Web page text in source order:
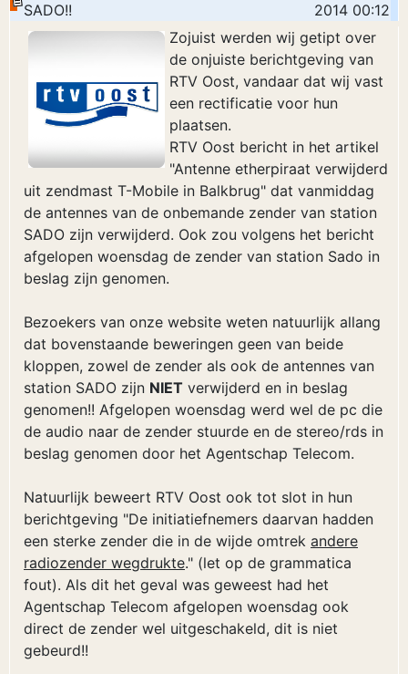
SADO!!
2014 00:12
Zojuist werden wij getipt over
de onjuiste berichtgeving van
RTV Oost, vandaar dat wij vast
een rectificatie voor hun
plaatsen.
RTV Oost bericht in het artikel
"Antenne etherpiraat verwijderd
uit zendmast T-Mobile in Balkbrug" dat vanmiddag
de antennes van de onbemande zender van station
SADO zijn verwijderd. Ook zou volgens het bericht
afgelopen woensdag de zender van station Sado in
beslag zijn genomen.
Bezoekers van onze website weten natuurlijk allang
dat bovenstaande beweringen geen van beide
kloppen, zowel de zender als ook de antennes van
station SADO zijn NIET verwijderd en in beslag
genomen!! Afgelopen woensdag werd wel de pc die
de audio naar de zender stuurde en de stereo/rds in
beslag genomen door het Agentschap Telecom.
Natuurlijk beweert RTV Oost ook tot slot in hun
berichtgeving "De initiatiefnemers daarvan hadden
een sterke zender die in de wijde omtrek andere
radiozender wegdrukte." (let op de grammatica
fout). Als dit het geval was geweest had het
Agentschap Telecom afgelopen woensdag ook
direct de zender wel uitgeschakeld, dit is niet
gebeurd!!